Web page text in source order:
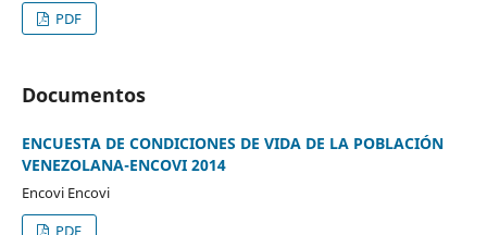
PDF
Documentos
ENCUESTA DE CONDICIONES DE VIDA DE LA POBLACIÓN
VENEZOLANA-ENCOVI 2014
Encovi Encovi
PDF